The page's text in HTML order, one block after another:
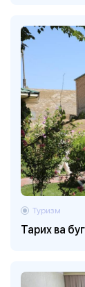
Тарих ва
Туризм